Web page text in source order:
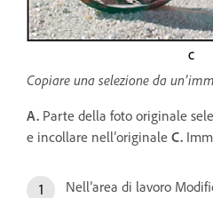
Copiare una selezione da
A. Parte della foto originale
e incollare nell’originale C.
Nell’area di lavoro